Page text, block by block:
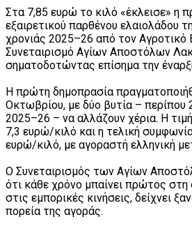
Στα 7,85 ευρώ το κιλό «έκλεισε» η
εξαιρετικού παρθένου ελαιολάδου
χρονιάς 2025–26 από τον Αγροτικό
Συνεταιρισμό Αγίων Αποστόλων
σηματοδοτώντας επίσημα την
Η πρώτη δημοπρασία
Οκτωβρίου, με δύο βυτία – περίπου
2025–26 – να αλλάζουν χέρια. Η
7,3 ευρώ/κιλό και η τελική
ευρώ/κιλό, με αγοραστή ελληνική
Ο Συνεταιρισμός των Αγίων
ότι κάθε χρόνο μπαίνει πρώτος στη
στις εμπορικές κινήσεις, δείχνει
πορεία της αγοράς.